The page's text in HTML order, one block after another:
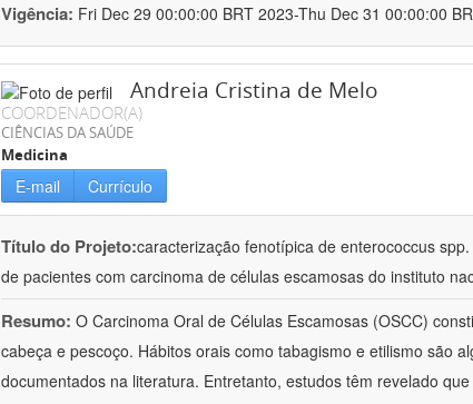
Vigência: Fri Dec 29 00:00:00 BRT 2023-Thu Dec 31 00:00:00
Andreia Cristina de Melo
COORDENADOR(A)
CIÊNCIAS DA SAÚDE
Medicina
E-mail Currículo
Título do Projeto:caracterização fenotípica de enterococcus
de pacientes com carcinoma de células escamosas do instituto
Resumo: O Carcinoma Oral de Células Escamosas (OSCC)
cabeça e pescoço. Hábitos orais como tabagismo e etilismo são
documentados na literatura. Entretanto, estudos têm revelado